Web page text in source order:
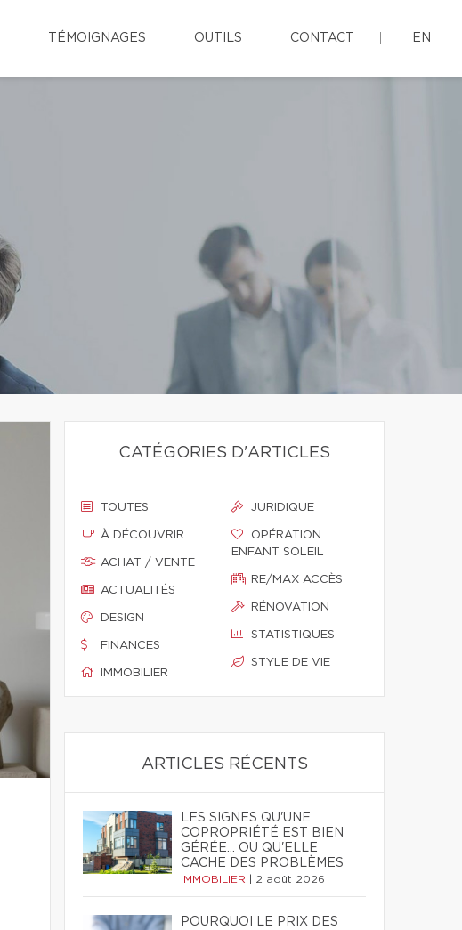
TÉMOIGNAGES OUTILS CONTACT EN
CATÉGORIES D'ARTICLES
TOUTES
À DÉCOUVRIR
ACHAT / VENTE
ACTUALITÉS
DESIGN
FINANCES
IMMOBILIER
JURIDIQUE
ENFANT SOLEIL
RE/MAX ACCÈS
RÉNOVATION
STATISTIQUES
STYLE DE VIE
ARTICLES RÉCENTS
LES SIGNES QU'UNE
COPROPRIÉTÉ EST BIEN
GÉRÉE… OU QU'ELLE
CACHE DES PROBLÈMES
IMMOBILIER 2 août 2026
POURQUOI LE PRIX DES